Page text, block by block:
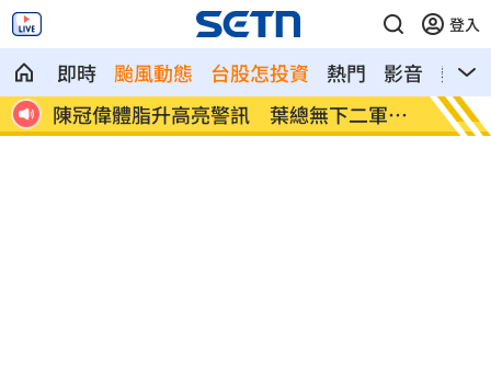
登入
即時 颱風動態 台股怎投資 熱門 影音
熱搜
打
梅西梅開二度 登北美聯賽盃歷史進球王
挖童
煞